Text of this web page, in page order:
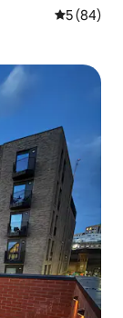
5 av 5 i
5 (84)